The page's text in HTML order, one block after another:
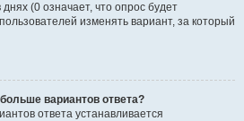
(0 означает, что опрос будет
изменять вариант, за который
вариантов ответа?
ответа устанавливается